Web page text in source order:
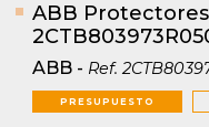
ABB
ABB - Ref.
PRESUPUESTO